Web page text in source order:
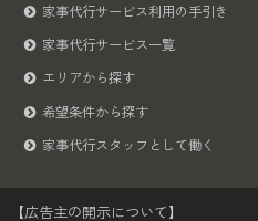
家事代行サービス利用の手引き
家事代行サービス一覧
エリアから探す
希望条件から探す
家事代行スタッフとして働く
【広告主の開示について】